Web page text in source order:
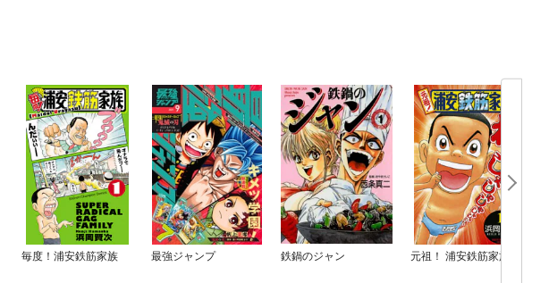
毎度！浦安鉄筋家族 最強ジャンプ 鉄鍋のジャン 元祖！ 浦安鉄筋家族